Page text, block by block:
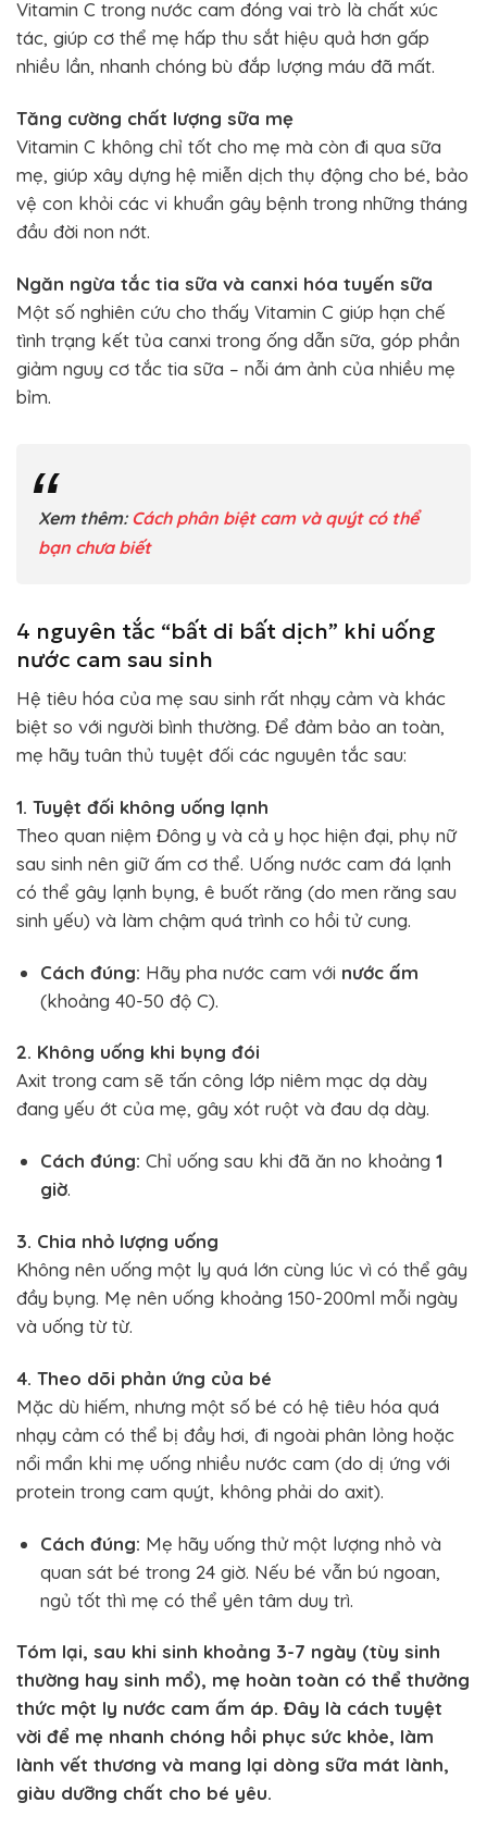
Vitamin C trong nước cam đóng vai trò là chất xúc
tác, giúp cơ thể mẹ hấp thu sắt hiệu quả hơn gấp
nhiều lần, nhanh chóng bù đắp lượng máu đã mất.
Tăng cường chất lượng sữa mẹ
Vitamin C không chỉ tốt cho mẹ mà còn đi qua sữa
mẹ, giúp xây dựng hệ miễn dịch thụ động cho bé, bảo
vệ con khỏi các vi khuẩn gây bệnh trong những tháng
đầu đời non nớt.
Ngăn ngừa tắc tia sữa và canxi hóa tuyến sữa
Một số nghiên cứu cho thấy Vitamin C giúp hạn chế
tình trạng kết tủa canxi trong ống dẫn sữa, góp phần
giảm nguy cơ tắc tia sữa – nỗi ám ảnh của nhiều mẹ
bỉm.
Xem thêm: Cách phân biệt cam và quýt có thể
bạn chưa biết
4 nguyên tắc “bất di bất dịch” khi uống
nước cam sau sinh
Hệ tiêu hóa của mẹ sau sinh rất nhạy cảm và khác
biệt so với người bình thường. Để đảm bảo an toàn,
mẹ hãy tuân thủ tuyệt đối các nguyên tắc sau:
1. Tuyệt đối không uống lạnh
Theo quan niệm Đông y và cả y học hiện đại, phụ nữ
sau sinh nên giữ ấm cơ thể. Uống nước cam đá lạnh
có thể gây lạnh bụng, ê buốt răng (do men răng sau
sinh yếu) và làm chậm quá trình co hồi tử cung.
Cách đúng: Hãy pha nước cam với nước ấm
(khoảng 40-50 độ C).
2. Không uống khi bụng đói
Axit trong cam sẽ tấn công lớp niêm mạc dạ dày
đang yếu ớt của mẹ, gây xót ruột và đau dạ dày.
Cách đúng: Chỉ uống sau khi đã ăn no khoảng 1
giờ.
3. Chia nhỏ lượng uống
Không nên uống một ly quá lớn cùng lúc vì có thể gây
đầy bụng. Mẹ nên uống khoảng 150-200ml mỗi ngày
và uống từ từ.
4. Theo dõi phản ứng của bé
Mặc dù hiếm, nhưng một số bé có hệ tiêu hóa quá
nhạy cảm có thể bị đầy hơi, đi ngoài phân lỏng hoặc
nổi mẩn khi mẹ uống nhiều nước cam (do dị ứng với
protein trong cam quýt, không phải do axit).
Cách đúng: Mẹ hãy uống thử một lượng nhỏ và
quan sát bé trong 24 giờ. Nếu bé vẫn bú ngoan,
ngủ tốt thì mẹ có thể yên tâm duy trì.
Tóm lại, sau khi sinh khoảng 3-7 ngày (tùy sinh
thường hay sinh mổ), mẹ hoàn toàn có thể thưởng
thức một ly nước cam ấm áp. Đây là cách tuyệt
vời để mẹ nhanh chóng hồi phục sức khỏe, làm
lành vết thương và mang lại dòng sữa mát lành,
giàu dưỡng chất cho bé yêu.